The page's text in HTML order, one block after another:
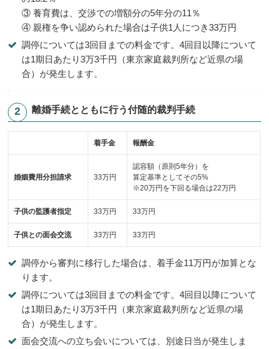
③ 養育費は、交渉での増額分の5年分の11％
④ 親権を争い認められた場合は子供1人につき33万円
調停については3回目までの料金です。4回目以降について
は1期日あたり3万3千円（東京家庭裁判所など近県の場
合）が発生します。
離婚手続とともに行う付随的裁判手続
着手金 報酬金
婚姻費用分担請求 33万円
認容額（原則5年分）を
算定基準としてその5%
※20万円を下回る場合は22万円
子供の監護者指定 33万円 33万円
子供との面会交流 33万円 33万円
調停から審判に移行した場合は、着手金11万円が加算とな
ります。
調停については3回目までの料金です。4回目以降について
は1期日あたり3万3千円（東京家庭裁判所など近県の場
合）が発生します。
面会交流への立ち会いについては、別途日当が発生しま